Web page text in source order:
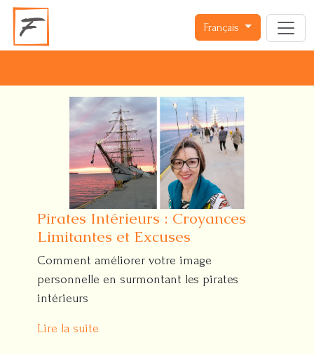
Français
Pirates Intérieurs : Croyances
Limitantes et Excuses
Comment améliorer votre image
personnelle en surmontant les pirates
intérieurs
Lire la suite